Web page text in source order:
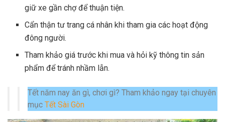
giữ xe gần chợ để thuận tiện.
Cẩn thận tư trang cá nhân khi tham gia các hoạt động
đông người.
Tham khảo giá trước khi mua và hỏi kỹ thông tin sản
phẩm để tránh nhầm lẫn.
Tết năm nay ăn gì, chơi gì? Tham khảo ngay tại chuyên
mục Tết Sài Gòn